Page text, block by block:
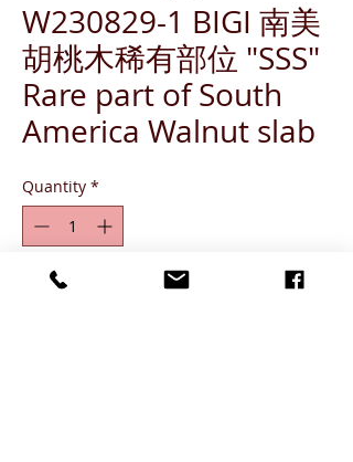
W230829-1 BIGI 南美
胡桃木稀有部位 "SSS"
Rare part of South
America Walnut slab
Quantity *
ADD TO CART